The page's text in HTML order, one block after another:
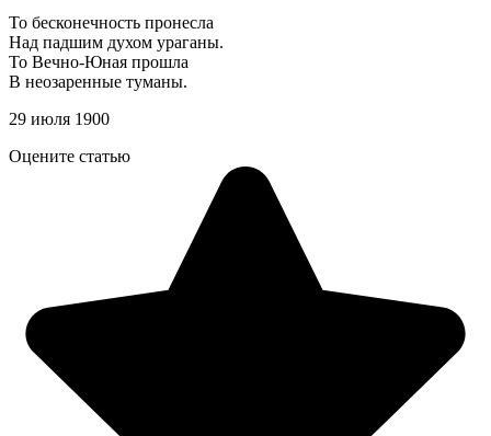
То бесконечность пронесла
Над падшим духом ураганы.
То Вечно-Юная прошла
В неозаренные туманы.
29 июля 1900
Оцените статью